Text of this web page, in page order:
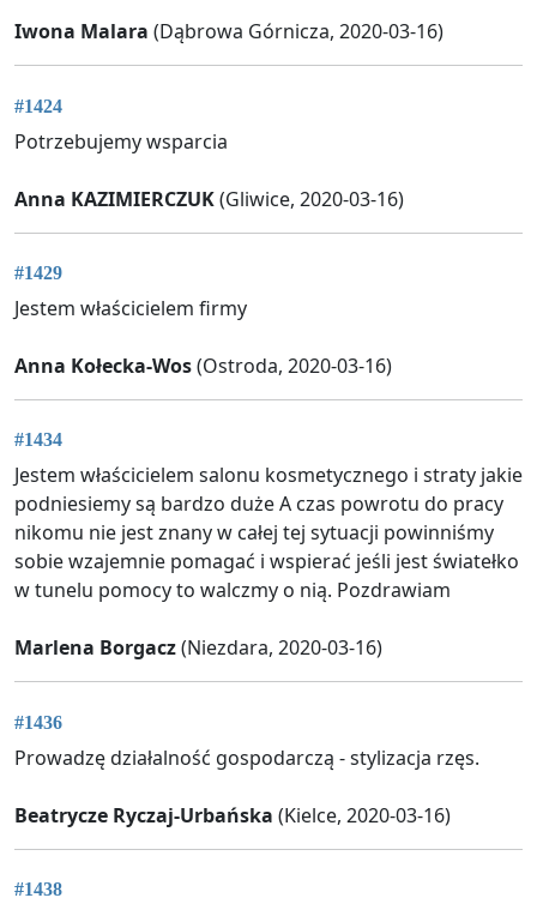
Iwona Malara (Dąbrowa Górnicza, 2020-03-16)
#1424
Potrzebujemy wsparcia
Anna KAZIMIERCZUK(Gliwice, 2020-03-16)
#1429
Jestem właścicielem firmy
Anna Kołecka-Wos(Ostroda, 2020-03-16)
#1434
Jestem właścicielem salonu kosmetycznego i straty jakie
podniesiemy są bardzo duże A czas powrotu do pracy
nikomu nie jest znany w całej tej sytuacji powinniśmy
sobie wzajemnie pomagać i wspierać jeśli jest światełko
w tunelu pomocy to walczmy o nią. Pozdrawiam
Marlena Borgacz(Niezdara, 2020-03-16)
#1436
Prowadzę działalność gospodarczą - stylizacja rzęs.
Beatrycze Ryczaj-Urbańska (Kielce, 2020-03-16)
#1438